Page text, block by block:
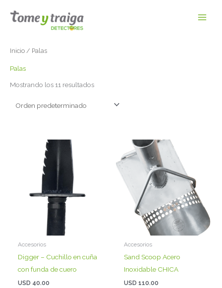
Inicio / Palas
Palas
Mostrando los 11 resultados
Accesorios
Digger – Cuchillo en cuña
con funda de cuero
USD 40.00
Accesorios
Sand Scoop Acero
Inoxidable CHICA
USD110.00